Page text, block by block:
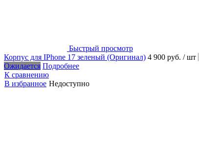
Быстрый просмотр
Корпус для IPhone 17 зеленый (Оригинал) 4 900 руб. / шт
Ожидается Подробнее
К сравнению
В избранное Недоступно